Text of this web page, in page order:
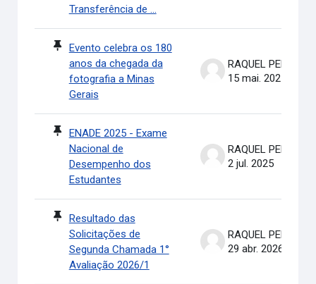
Transferência de ...
Evento celebra os 180
anos da chegada da
fotografia a Minas
Gerais
15 mai. 2025
ENADE 2025 - Exame
Nacional de
Desempenho dos
Estudantes
2 jul. 2025
Resultado das
Solicitações de
Segunda Chamada 1°
Avaliação 2026/1
29 abr. 2026